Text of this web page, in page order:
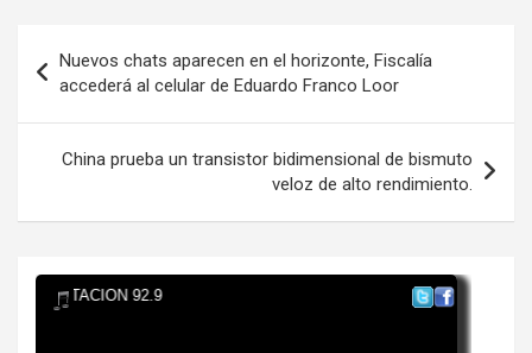
de
entradas
Nuevos chats aparecen en el horizonte, Fiscalía
accederá al celular de Eduardo Franco Loor
China prueba un transistor bidimensional de bismuto
veloz de alto rendimiento.